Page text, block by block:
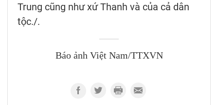
Trung cũng như xứ Thanh và của cả dân
tộc./.
Báo ảnh Việt Nam/TTXVN